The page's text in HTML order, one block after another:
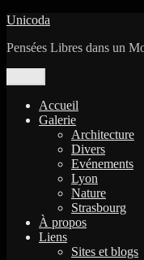
Aller
contenu
Unicoda
Pensées Libres dans un
Accueil
Galerie
Architecture
Divers
Evénements
Lyon
Nature
Strasbourg
À propos
Liens
Sites et blogs